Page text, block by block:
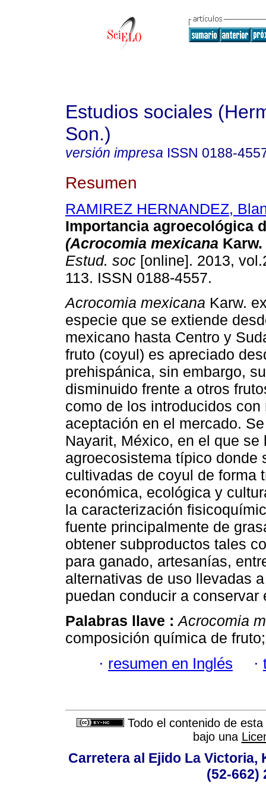
Estudios sociales
Son.)
versión impresa ISSN 0188-
Resumen
RAMIREZ HERNANDEZ,
Importancia agroecológica
(Acrocomia mexicana
Estud. soc [online]. 2013,
113. ISSN 0188-4557.
Acrocomia mexicana Karw.
especie que se extiende
mexicano hasta Centro y
fruto (coyul) es apreciado
prehispánica, sin embargo,
disminuido frente a otros
como de los introducidos con
aceptación en el mercado.
Nayarit, México, en el que
agroecosistema típico donde
cultivadas de coyul de forma
económica, ecológica y
la caracterización
fuente principalmente de
obtener subproductos tales
para ganado, artesanías,
alternativas de uso llevadas
puedan conducir a
Palabras llave :Acrocomia
composición química de
· resumen en Inglés ·
Todo el contenido de
bajo una
Carretera al Ejido La Victoria,
(52-662)